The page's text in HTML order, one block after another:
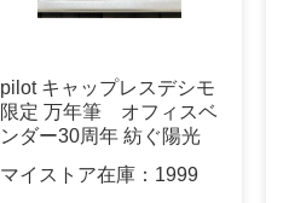
pilot キャップレスデシモ
限定 万年筆 オフィスベ
ンダー30周年 紡ぐ陽光
マイストア在庫： 1999